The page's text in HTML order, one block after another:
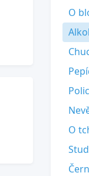
O
O